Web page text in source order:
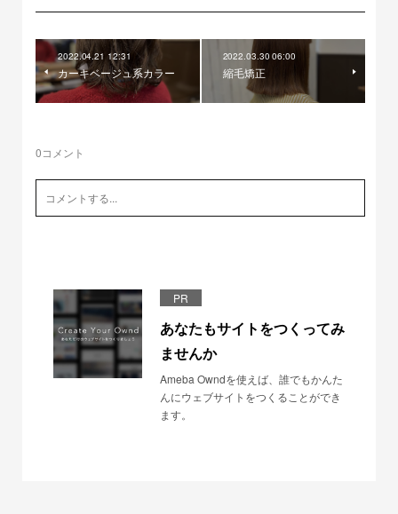
2022.04.21 12:31
カーキベージュ系カラー
2022.03.30 06:00
縮毛矯正
0コメント
PR
あなたもサイトをつくってみ
ませんか
Ameba Owndを使えば、誰でもかんた
んにウェブサイトをつくることができ
ます。